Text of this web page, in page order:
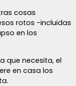
cosas
rotos -incluidas
en los
que necesita, el
en casa los